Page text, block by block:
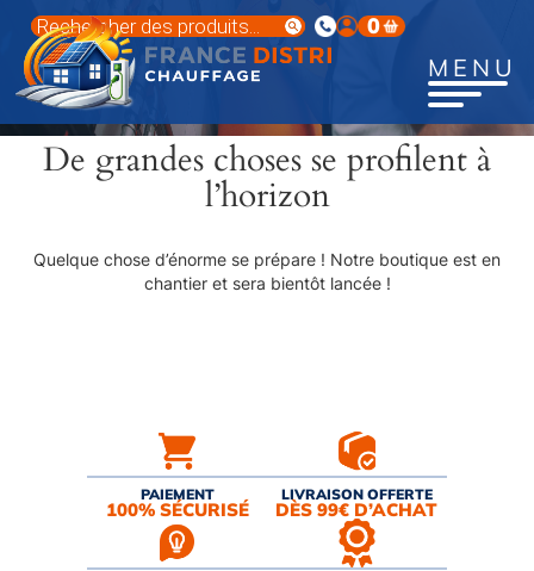
contenu
principal
Recherche
de
produits
0
MENU
De grandes choses se profilent à
l’horizon
Quelque chose d’énorme se prépare ! Notre boutique est en
chantier et sera bientôt lancée !
PAIEMENT
100% SÉCURISÉ
LIVRAISON OFFERTE
DÈS 99€ D’ACHAT